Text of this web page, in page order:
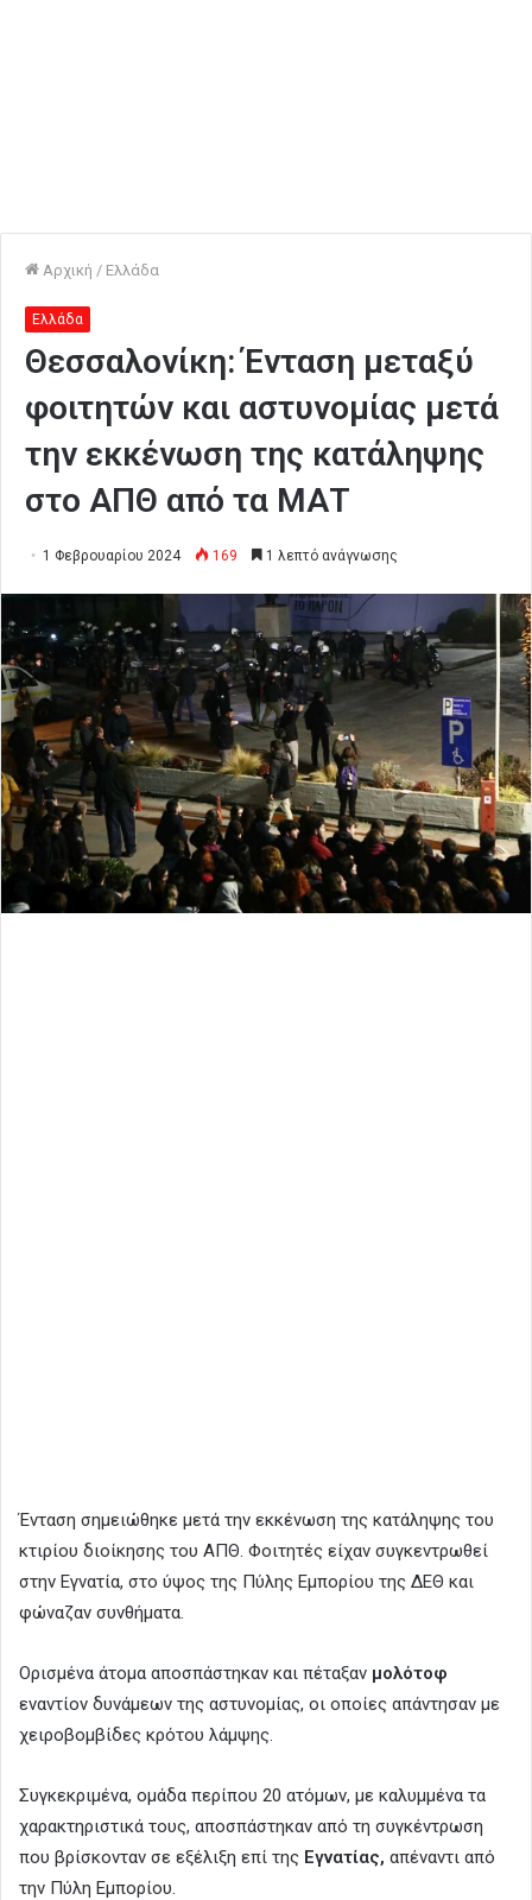
Αρχική / Ελλάδα
Ελλάδα
Θεσσαλονίκη: Ένταση μεταξύ
φοιτητών και αστυνομίας μετά
την εκκένωση της κατάληψης
στο ΑΠΘ από τα ΜΑΤ
1 Φεβρουαρίου 2024 169 1 λεπτό ανάγνωσης
Ένταση σημειώθηκε μετά την εκκένωση της κατάληψης του
κτιρίου διοίκησης του ΑΠΘ. Φοιτητές είχαν συγκεντρωθεί
στην Εγνατία, στο ύψος της Πύλης Εμπορίου της ΔΕΘ και
φώναζαν συνθήματα.
Ορισμένα άτομα αποσπάστηκαν και πέταξαν μολότοφ
εναντίον δυνάμεων της αστυνομίας, οι οποίες απάντησαν με
χειροβομβίδες κρότου λάμψης.
Συγκεκριμένα, ομάδα περίπου 20 ατόμων, με καλυμμένα τα
χαρακτηριστικά τους, αποσπάστηκαν από τη συγκέντρωση
που βρίσκονταν σε εξέλιξη επί της Εγνατίας, απέναντι από
την Πύλη Εμπορίου.